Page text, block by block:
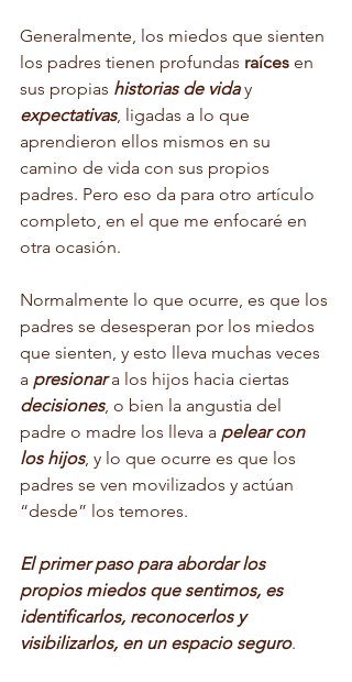
Generalmente, los miedos que sienten
los padres tienen profundas raíces en
sus propias historias de vida y
expectativas, ligadas a lo que
aprendieron ellos mismos en su
camino de vida con sus propios
padres. Pero eso da para otro artículo
completo, en el que me enfocaré en
otra ocasión.
Normalmente lo que ocurre, es que los
padres se desesperan por los miedos
que sienten, y esto lleva muchas veces
a presionar a los hijos hacia ciertas
decisiones, o bien la angustia del
padre o madre los lleva a pelear con
los hijos, y lo que ocurre es que los
padres se ven movilizados y actúan
“desde” los temores.
El primer paso para abordar los
propios miedos que sentimos, es
identificarlos, reconocerlos y
visibilizarlos, en un espacio seguro.